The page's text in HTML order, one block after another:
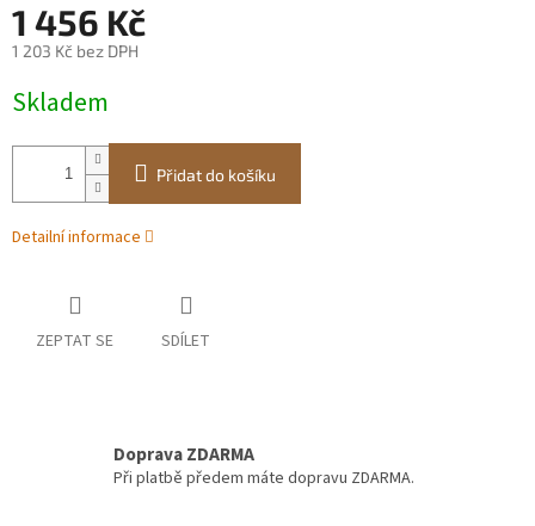
1 456 Kč
1 203 Kč bez DPH
cena:
Skladem
Přidat do košíku
Detailní informace
ZEPTAT SE SDÍLET
Doprava ZDARMA
Při platbě předem máte dopravu ZDARMA.